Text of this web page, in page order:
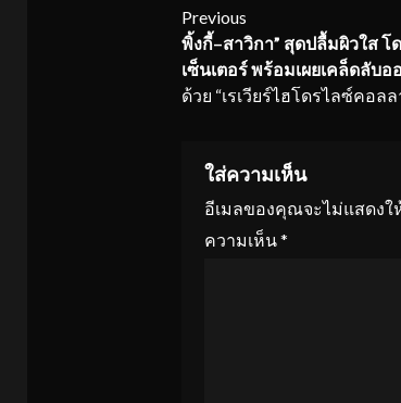
Continue
Reading
Previous
พิ้งกี้–สาวิกา” สุดปลื้มผิวใส โ
เซ็นเตอร์ พร้อมเผยเคล็ดลับ
ด้วย “เรเวียร์ไฮโดรไลซ์คอลล
ใส่ความเห็น
อีเมลของคุณจะไม่แสดง
ความเห็น*